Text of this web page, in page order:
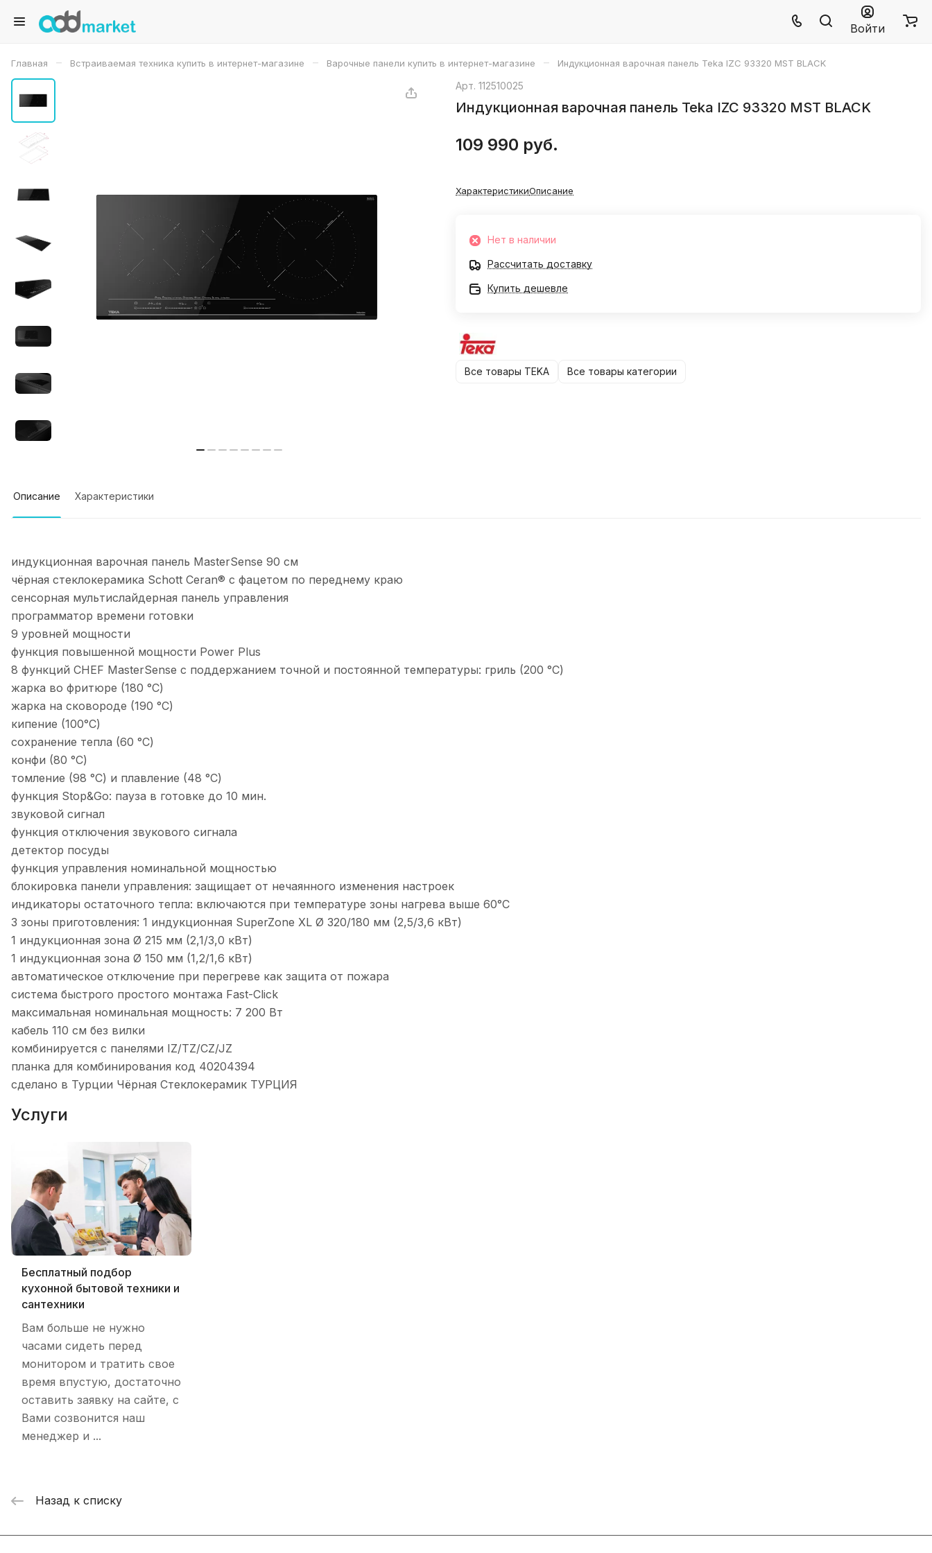
Войти
Главная – Встраиваемая техника купить в интернет-магазине – Варочные панели купить в интернет-магазине – Индукционная варочная панель Teka IZC 93320 MST BLACK
Арт. 112510025
Индукционная варочная панель Teka IZC 93320 MST BLACK
109 990 руб.
ХарактеристикиОписание
Нет в наличии
Рассчитать доставку
Купить дешевле
Все товары TEKA Все товары категории
Описание Характеристики
индукционная варочная панель MasterSense 90 см
чёрная стеклокерамика Schott Ceran® с фацетом по переднему краю
сенсорная мультислайдерная панель управления
программатор времени готовки
9 уровней мощности
функция повышенной мощности Power Plus
8 функций CHEF MasterSense с поддержанием точной и постоянной температуры: гриль (200 °С)
жарка во фритюре (180 °С)
жарка на сковороде (190 °С)
кипение (100°С)
сохранение тепла (60 °С)
конфи (80 °С)
томление (98 °С) и плавление (48 °С)
функция Stop&Go: пауза в готовке до 10 мин.
звуковой сигнал
функция отключения звукового сигнала
детектор посуды
функция управления номинальной мощностью
блокировка панели управления: защищает от нечаянного изменения настроек
индикаторы остаточного тепла: включаются при температуре зоны нагрева выше 60°С
3 зоны приготовления: 1 индукционная SuperZone XL Ø 320/180 мм (2,5/3,6 кВт)
1 индукционная зона Ø 215 мм (2,1/3,0 кВт)
1 индукционная зона Ø 150 мм (1,2/1,6 кВт)
автоматическое отключение при перегреве как защита от пожара
система быстрого простого монтажа Fast-Click
максимальная номинальная мощность: 7 200 Вт
кабель 110 см без вилки
комбинируется с панелями IZ/TZ/CZ/JZ
планка для комбинирования код 40204394
сделано в Турции Чёрная Стеклокерамик ТУРЦИЯ
Услуги
Бесплатный подбор
кухонной бытовой техники и
сантехники
Вам больше не нужно
часами сидеть перед
монитором и тратить свое
время впустую, достаточно
оставить заявку на сайте, с
Вами созвонится наш
менеджер и ...
Назад к списку